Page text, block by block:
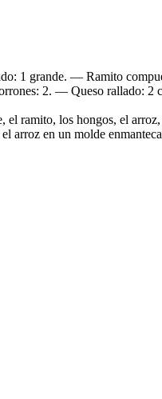
1 grande. — Ramito
2. — Queso rallado: 2
el ramito, los hongos, el
arroz en un molde